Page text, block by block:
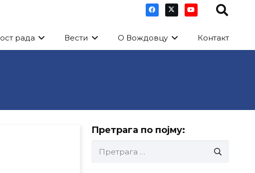
рада Вести О Вождовцу Контакт
Претрага по појму:
за: